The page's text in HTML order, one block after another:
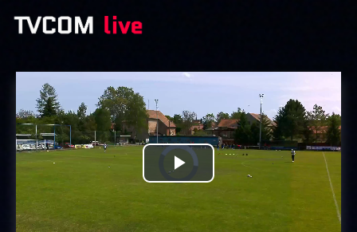
Přehrát
video